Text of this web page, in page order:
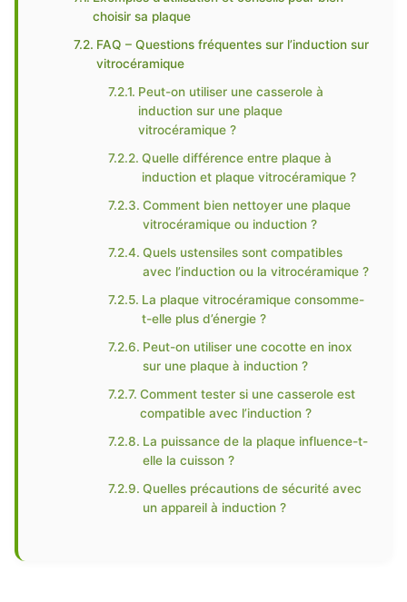
choisir sa plaque
FAQ – Questions fréquentes sur l’induction sur
vitrocéramique
Peut-on utiliser une casserole à
induction sur une plaque
vitrocéramique ?
Quelle différence entre plaque à
induction et plaque vitrocéramique ?
Comment bien nettoyer une plaque
vitrocéramique ou induction ?
Quels ustensiles sont compatibles
avec l’induction ou la vitrocéramique ?
La plaque vitrocéramique consomme-
t-elle plus d’énergie ?
Peut-on utiliser une cocotte en inox
sur une plaque à induction ?
Comment tester si une casserole est
compatible avec l’induction ?
La puissance de la plaque influence-t-
elle la cuisson ?
Quelles précautions de sécurité avec
un appareil à induction ?